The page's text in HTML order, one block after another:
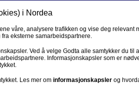
Privat
Fagforbund
i Nordea
våre, analysere trafikken og vise deg relevant
eksterne samarbeidspartnere.
Ved å velge Godta alle samtykker du til
Informasjonskapsler som er
Les mer om informasjonskapsler og